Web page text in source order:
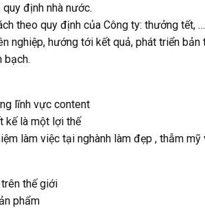
định nhà nước.
theo quy định của Công ty: thưởng tết, …
nghiệp, hướng tới kết quả, phát triển bản
bạch.
lĩnh vực content
kế là một lợi thế
làm việc tại nghành làm đẹp , thẫm
thế giới
phẩm